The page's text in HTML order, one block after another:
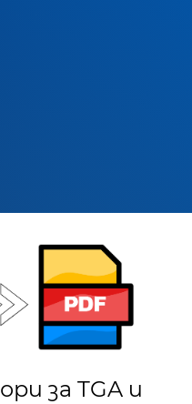
за TGA и